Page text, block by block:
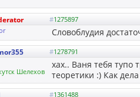
#1275897
Словоблудия
#1278791
Шелехов
хах.. Ваня тебя тупо
теоретики :) Как
#1361488